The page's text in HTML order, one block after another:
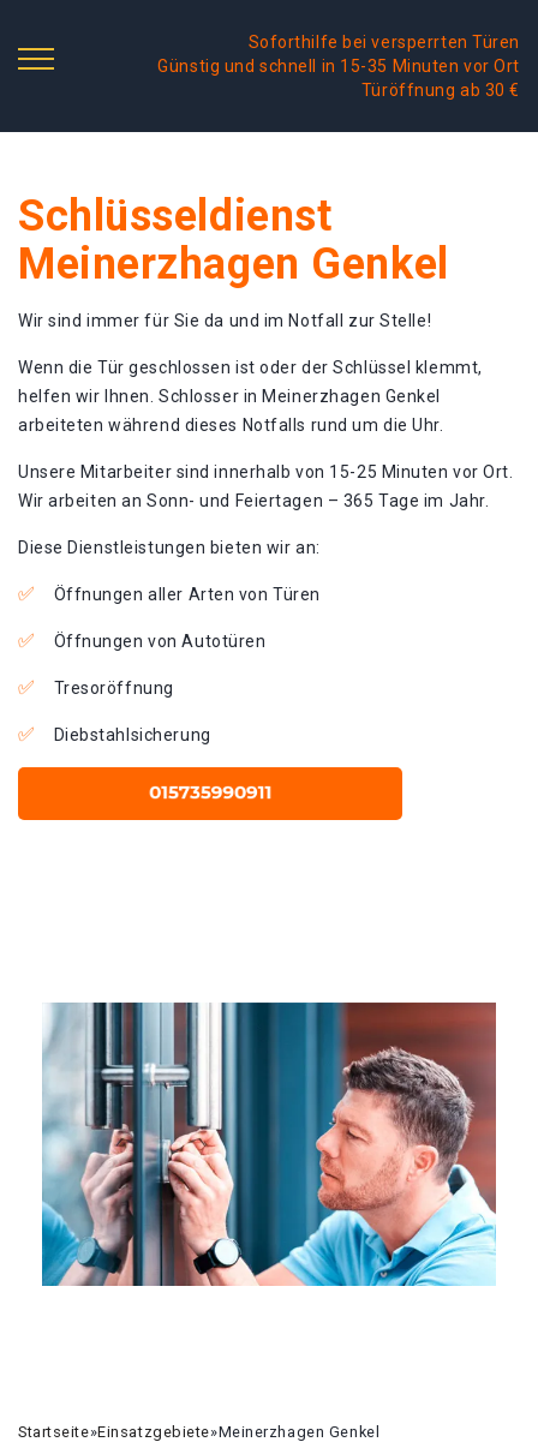
Soforthilfe bei versperrten Türen
Günstig und schnell in 15-35 Minuten vor Ort
Türöffnung ab 30 €
Schlüsseldienst
Meinerzhagen Genkel
Wir sind immer für Sie da und im Notfall zur Stelle!
Wenn die Tür geschlossen ist oder der Schlüssel klemmt,
helfen wir Ihnen. Schlosser in Meinerzhagen Genkel
arbeiteten während dieses Notfalls rund um die Uhr.
Unsere Mitarbeiter sind innerhalb von 15-25 Minuten vor Ort.
Wir arbeiten an Sonn- und Feiertagen – 365 Tage im Jahr.
Diese Dienstleistungen bieten wir an:
Öffnungen aller Arten von Türen
Öffnungen von Autotüren
Tresoröffnung
Diebstahlsicherung
Startseite»Einsatzgebiete»Meinerzhagen Genkel